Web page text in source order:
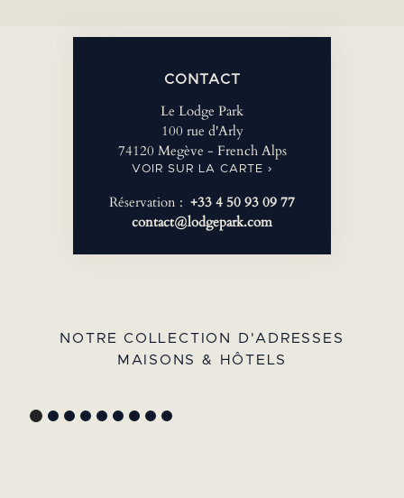
CONTACT
Le Lodge Park
100 rue d'Arly
74120 Megève - French Alps
VOIR SUR LA CARTE ›
Réservation : +33 4 50 93 09 77
contact@lodgepark.com
NOTRE COLLECTION D'ADRESSES
MAISONS & HÔTELS